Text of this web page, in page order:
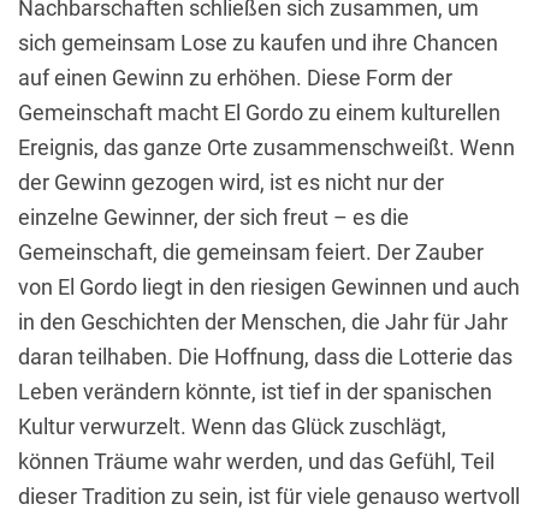
Nachbarschaften schließen sich zusammen, um
sich gemeinsam Lose zu kaufen und ihre Chancen
auf einen Gewinn zu erhöhen. Diese Form der
Gemeinschaft macht El Gordo zu einem kulturellen
Ereignis, das ganze Orte zusammenschweißt. Wenn
der Gewinn gezogen wird, ist es nicht nur der
einzelne Gewinner, der sich freut – es die
Gemeinschaft, die gemeinsam feiert. Der Zauber
von El Gordo liegt in den riesigen Gewinnen und auch
in den Geschichten der Menschen, die Jahr für Jahr
daran teilhaben. Die Hoffnung, dass die Lotterie das
Leben verändern könnte, ist tief in der spanischen
Kultur verwurzelt. Wenn das Glück zuschlägt,
können Träume wahr werden, und das Gefühl, Teil
dieser Tradition zu sein, ist für viele genauso wertvoll